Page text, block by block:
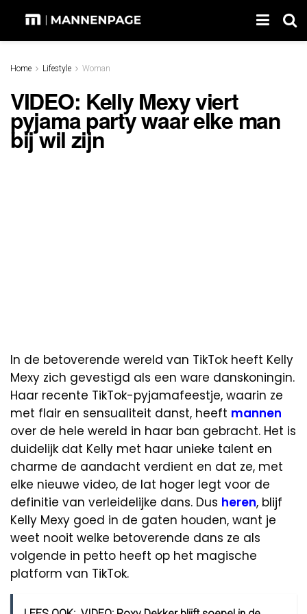
Home Lifestyle Woman
VIDEO: Kelly Mexy viert
pyjama party waar elke man
bij wil zijn
In de betoverende wereld van TikTok heeft Kelly
Mexy zich gevestigd als een ware danskoningin.
Haar recente TikTok-pyjamafeestje, waarin ze
met flair en sensualiteit danst, heeft mannen
over de hele wereld in haar ban gebracht. Het is
duidelijk dat Kelly met haar unieke talent en
charme de aandacht verdient en dat ze, met
elke nieuwe video, de lat hoger legt voor de
definitie van verleidelijke dans. Dus heren, blijf
Kelly Mexy goed in de gaten houden, want je
weet nooit welke betoverende dans ze als
volgende in petto heeft op het magische
platform van TikTok.